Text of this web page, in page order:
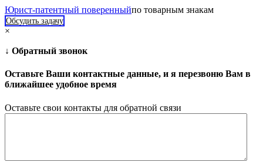
Юрист-патентный поверенныйпо товарным знакам
Обсудить задачу
×
↓ Обратный звонок
Оставьте Ваши контактные данные, и я перезвоню Вам в
ближайшее удобное время
Оставьте свои контакты для обратной связи